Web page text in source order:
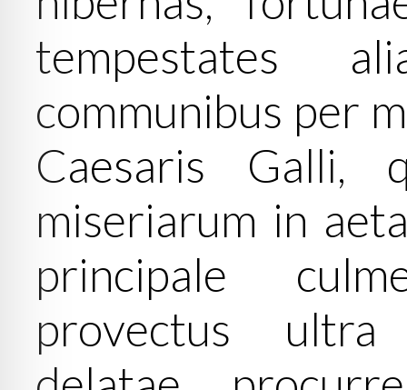
tempestates
communibus per
Caesaris Galli,
miseriarum in
principale
provectus